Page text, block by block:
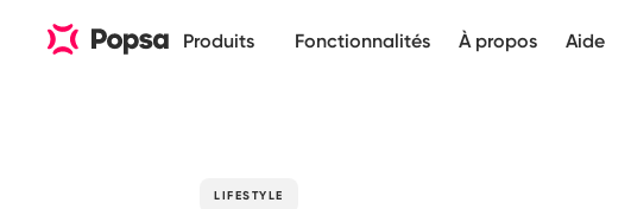
Produits Fonctionnalités À propos Aide
LIFESTYLE